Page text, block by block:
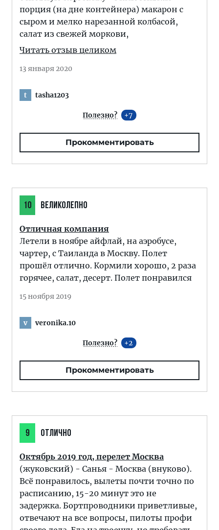
порция (на дне контейнера) макарон с
сыром и мелко нарезанной колбасой,
салат из свежей моркови,
Читать отзыв целиком
13 января 2020
t tasha1203
Полезно? 7
Прокомментировать
10 ВЕЛИКОЛЕПНО
Отличная компания
Летели в ноябре айфлай, на аэробусе,
чартер, с Таиланда в Москву. Полет
прошёл отлично. Кормили хорошо, 2 раза
горячее, салат, десерт. Полет понравился
15 ноября 2019
v veronika.10
Полезно? 2
Прокомментировать
9 ОТЛИЧНО
Октябрь 2019 год, перелет Москва
(жуковский) - Санья - Москва (внуково).
Всё понравилось, вылеты почти точно по
расписанию, 15-20 минут это не
задержка. Бортпроводники приветливые,
отвечают на все вопросы, пилоты профи